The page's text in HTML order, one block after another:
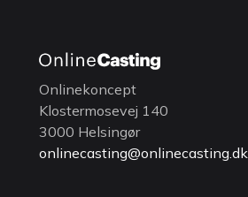
Onlinekoncept
Klostermosevej 140
3000 Helsingør
onlinecasting@onlinecasting.dk